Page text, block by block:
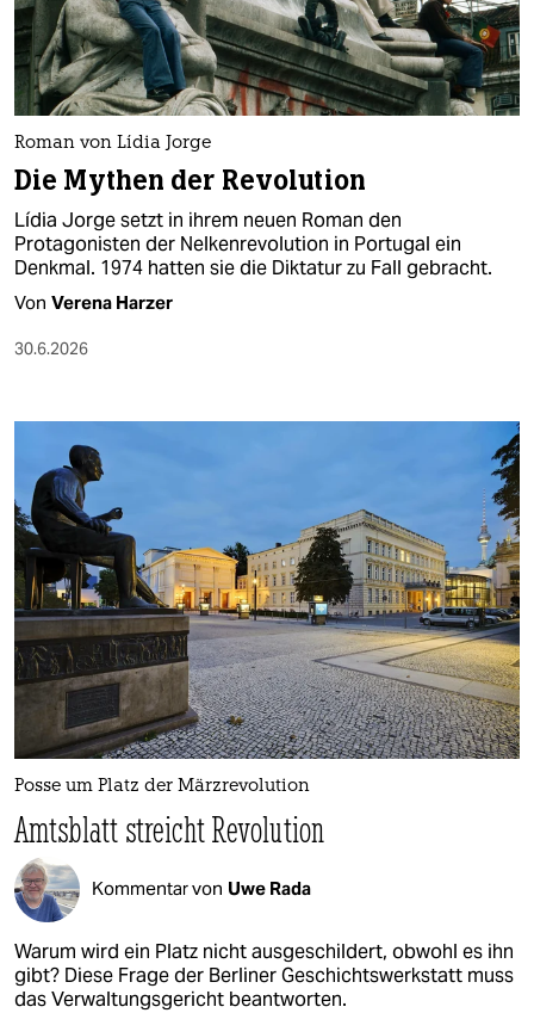
nord
wahrheit
verlag
verlag
veranstaltungen
shop
fragen & hilfe
genossenschaft
epaper login
Roman von Lídia Jorge
Die Mythen der Revolution
Lídia Jorge setzt in ihrem neuen Roman den
Protagonisten der Nelkenrevolution in Portugal ein
Denkmal. 1974 hatten sie die Diktatur zu Fall gebracht.
Von Verena Harzer
30.6.2026
Posse um Platz der Märzrevolution
Amtsblatt streicht Revolution
Kommentar von Uwe Rada
Warum wird ein Platz nicht ausgeschildert, obwohl es ihn
gibt? Diese Frage der Berliner Geschichtswerkstatt muss
das Verwaltungsgericht beantworten.